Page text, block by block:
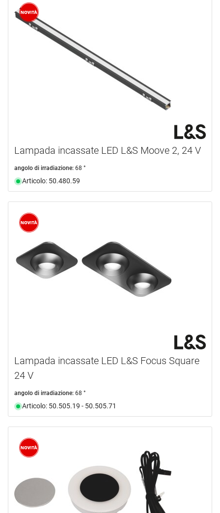
Lampada incassate LED L&S Moove 2, 24 V
angolo di irradiazione: 68 °
Articolo: 50.480.59
Lampada incassate LED L&S Focus Square
24 V
angolo di irradiazione: 68 °
Articolo: 50.505.19 - 50.505.71